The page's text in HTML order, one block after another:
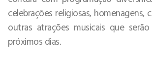
celebrações religiosas, homenagens,
outras atrações musicais que
próximos dias.